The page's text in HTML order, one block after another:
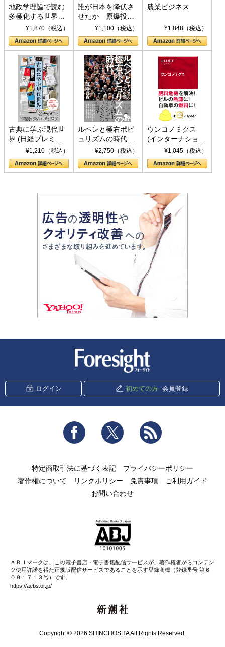
地政学理論で読む
多極化する世界：
トランプとBRICS
の挑戦
¥1,870（税込）
誰が日本を降伏さ
せたか 原爆投
下、ソ連参戦、そ
して聖断 (PHP新
書)
¥1,100（税込）
農業ビジネス
¥1,848（税込）
古典に学ぶ現代世
界 (日経プレミア
シリーズ)¥1,210（税込）
ルペンと極右ポピ
ュリズムの時代：
〈ヤヌス〉の二つ
の顔
¥2,750（税込）
ウンコノミクス
(インターナショナ
ル新書)¥1,045（税込）
ログイン 初めての方 会員登録
Facebook Twitter
特定商取引法に基づく表記
プライバシーポリシー
著作権について
リンクポリシー 免責事項
ご利用ガイド
お問い合わせ
ＡＢＪマークは、この電子書店・電子書籍配信サービスが、著作権者からコンテン
ツ使用許諾を得た正規版配信サービスであることを示す登録商標（登録番号 第６
０９１７１３号）です。
https://aebs.or.jp/
Copyright © 2026 SHINCHOSHA All Rights Reserved.